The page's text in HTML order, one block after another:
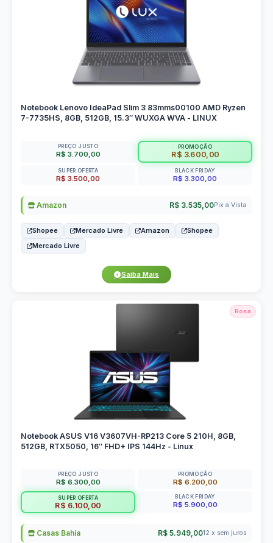
Notebook Lenovo IdeaPad Slim 3 83mms00100 AMD Ryzen
7-7735HS, 8GB, 512GB, 15.3″ WUXGA WVA - LINUX
PREÇO JUSTO
R$ 3.700,00
PROMOÇÃO
R$ 3.600,00
SUPER OFERTA
R$ 3.500,00
BLACK FRIDAY
R$ 3.300,00
Amazon R$ 3.535,00Pix a Vista
Shopee Mercado Livre Amazon
Shopee
Mercado Livre
Saiba Mais
Rosa
Notebook ASUS V16 V3607VH-RP213 Core 5 210H, 8GB,
512GB, RTX5050, 16″ FHD+ IPS 144Hz - Linux
PREÇO JUSTO
R$ 6.300,00
PROMOÇÃO
R$ 6.200,00
SUPER OFERTA
R$ 6.100,00
BLACK FRIDAY
R$ 5.900,00
Casas Bahia R$ 5.949,0012 x sem juros